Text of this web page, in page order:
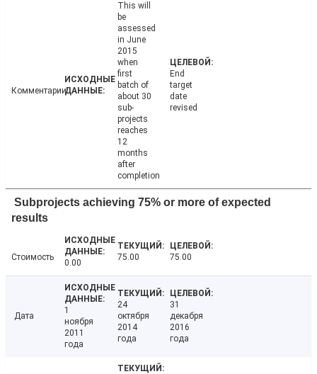
Комментарии
This will
be
assessed
in June
2015
when
first
batch of
about 30
sub-
projects
reaches
12
months
after
completion
End
target
date
revised
Subprojects achieving 75% or more of expected
results
Стоимость
0.00
75.00 75.00
Дата
1
ноября
2011
года
24
октября
2014
года
31
декабря
2016
года